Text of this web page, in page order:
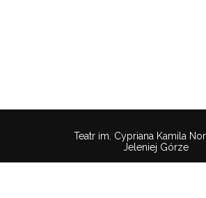
Teatr im. Cypriana Kamila
Jeleniej Górze